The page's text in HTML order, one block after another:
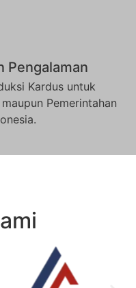
Pengalaman
Kardus untuk
Pemerintahan